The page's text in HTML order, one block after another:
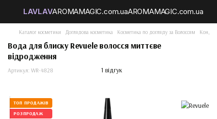
Каталог косметики Доглядова косметика Косметика по догляду за Волоссям
Вода для блиску Revuele волосся миттєве
відродження
Артикул: WR-4828 1 відгук
ТОП ПРОДАЖІВ
РОЗПРОДАЖ